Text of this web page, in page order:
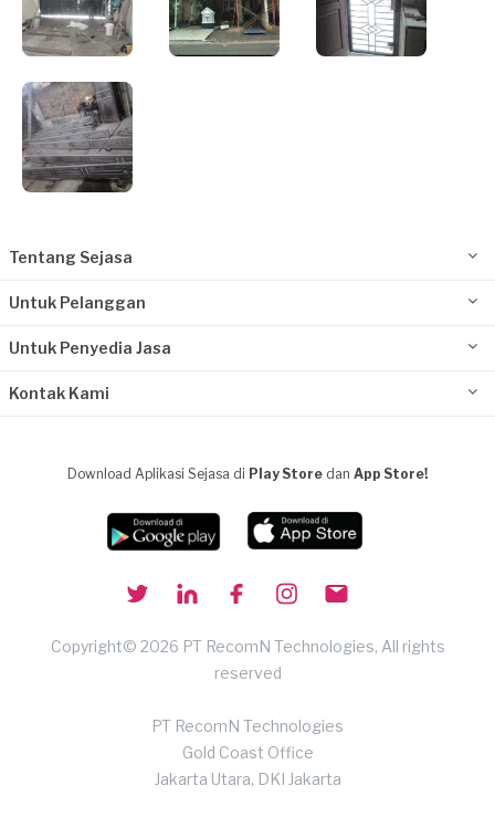
Tentang Sejasa
Untuk Pelanggan
Untuk Penyedia Jasa
Kontak Kami
Download Aplikasi Sejasa di Play Store dan App Store!
Copyright© 2026 PT RecomN Technologies, All rights
reserved
PT RecomN Technologies
Gold Coast Office
Jakarta Utara, DKI Jakarta